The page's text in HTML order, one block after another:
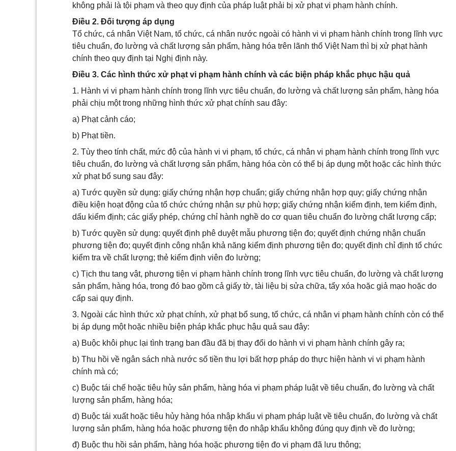
không phải là tội phạm và theo quy định của pháp luật phải bị xử phạt vi phạm hành chính.
Điều 2. Đối tượng áp dụng
Tổ chức, cá nhân Việt Nam, tổ chức, cá nhân nước ngoài có hành vi vi phạm hành chính trong lĩnh vực
tiêu chuẩn, đo lường và chất lượng sản phẩm, hàng hóa trên lãnh thổ Việt Nam thì bị xử phạt hành
chính theo quy định tại Nghị định này.
Điều 3. Các hình thức xử phạt vi phạm hành chính và các biện pháp khắc phục hậu quả
1. Hành vi vi phạm hành chính trong lĩnh vực tiêu chuẩn, đo lường và chất lượng sản phẩm, hàng hóa
phải chịu một trong những hình thức xử phạt chính sau đây:
a) Phạt cảnh cáo;
b) Phạt tiền.
2. Tùy theo tính chất, mức độ của hành vi vi phạm, tổ chức, cá nhân vi phạm hành chính trong lĩnh vực
tiêu chuẩn, đo lường và chất lượng sản phẩm, hàng hóa còn có thể bị áp dụng một hoặc các hình thức
xử phạt bổ sung sau đây:
a) Tước quyền sử dụng: giấy chứng nhận hợp chuẩn; giấy chứng nhận hợp quy; giấy chứng nhận
điều kiện hoạt động của tổ chức chứng nhận sự phù hợp; giấy chứng nhận kiểm định, tem kiểm định,
dấu kiểm định; các giấy phép, chứng chỉ hành nghề do cơ quan tiêu chuẩn đo lường chất lượng cấp;
b) Tước quyền sử dụng: quyết định phê duyệt mẫu phương tiện đo; quyết định chứng nhận chuẩn
phương tiện đo; quyết định công nhận khả năng kiểm định phương tiện đo; quyết định chỉ định tổ chức
kiểm tra về chất lượng; thẻ kiểm định viên đo lường;
c) Tịch thu tang vật, phương tiện vi phạm hành chính trong lĩnh vực tiêu chuẩn, đo lường và chất lượng
sản phẩm, hàng hóa, trong đó bao gồm cả giấy tờ, tài liệu bị sửa chữa, tẩy xóa hoặc giả mạo hoặc do
cấp sai quy định.
3. Ngoài các hình thức xử phạt chính, xử phạt bổ sung, tổ chức, cá nhân vi phạm hành chính còn có thể
bị áp dụng một hoặc nhiều biện pháp khắc phục hậu quả sau đây:
a) Buộc khôi phục lại tình trạng ban đầu đã bị thay đổi do hành vi vi phạm hành chính gây ra;
b) Thu hồi về ngân sách nhà nước số tiền thu lợi bất hợp pháp do thực hiện hành vi vi phạm hành
chính mà có;
c) Buộc tái chế hoặc tiêu hủy sản phẩm, hàng hóa vi phạm pháp luật về tiêu chuẩn, đo lường và chất
lượng sản phẩm, hàng hóa;
d) Buộc tái xuất hoặc tiêu hủy hàng hóa nhập khẩu vi phạm pháp luật về tiêu chuẩn, đo lường và chất
lượng sản phẩm, hàng hóa hoặc phương tiện đo nhập khẩu không đúng quy định về đo lường;
đ) Buộc thu hồi sản phẩm, hàng hóa hoặc phương tiện đo vi phạm đã lưu thông;